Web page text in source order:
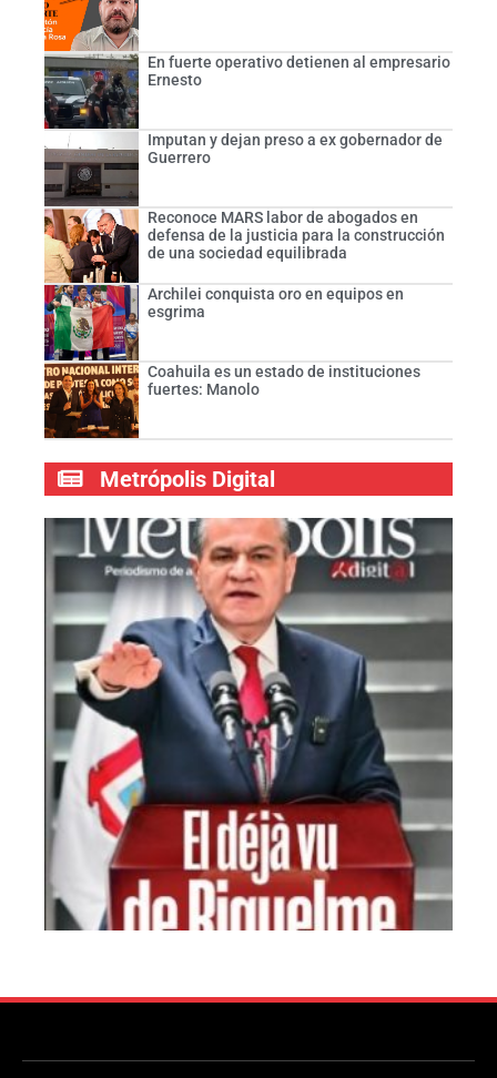
En fuerte operativo detienen al empresario
Ernesto
Imputan y dejan preso a ex gobernador de
Guerrero
Reconoce MARS labor de abogados en
defensa de la justicia para la construcción
de una sociedad equilibrada
Archilei conquista oro en equipos en
esgrima
Coahuila es un estado de instituciones
fuertes: Manolo
Metrópolis Digital